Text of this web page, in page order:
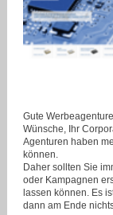
Gute
Wünsche, Ihr
Agenturen haben
können.
Daher sollten Sie
oder Kampagnen
lassen können. Es
dann am Ende